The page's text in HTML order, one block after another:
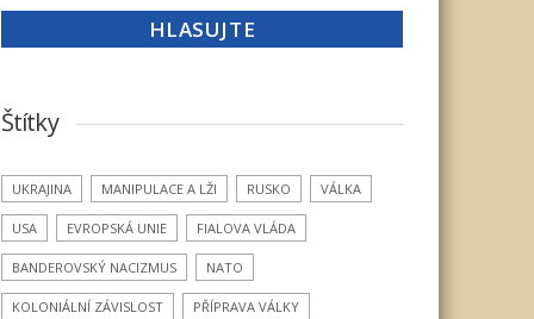
Štítky
UKRAJINA MANIPULACE A LŽI RUSKO VÁLKA
USA EVROPSKÁ UNIE FIALOVA VLÁDA
BANDEROVSKÝ NACIZMUS NATO
KOLONIÁLNÍ ZÁVISLOST PŘÍPRAVA VÁLKY